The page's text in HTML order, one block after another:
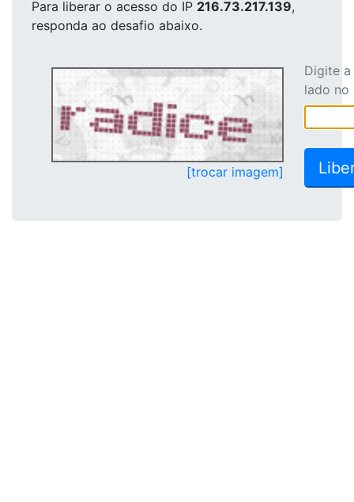
Para liberar o acesso do IP 216.73.217.139,
responda ao desafio abaixo.
[trocar imagem]
Digite
lado no